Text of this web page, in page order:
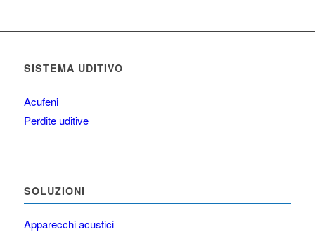
SISTEMA UDITIVO
Acufeni
Perdite uditive
SOLUZIONI
Apparecchi acustici